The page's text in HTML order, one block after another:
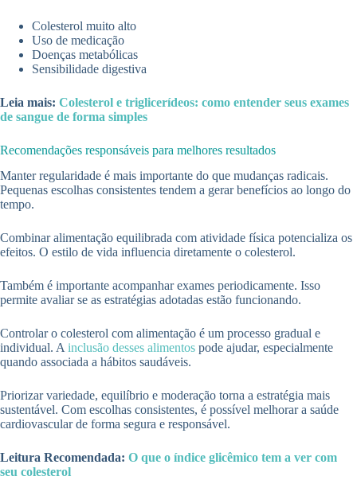
Colesterol muito alto
Uso de medicação
Doenças metabólicas
Sensibilidade digestiva
Leia mais: Colesterol e triglicerídeos: como entender seus exames
de sangue de forma simples
Recomendações responsáveis para melhores resultados
Manter regularidade é mais importante do que mudanças radicais.
Pequenas escolhas consistentes tendem a gerar benefícios ao longo do
tempo.
Combinar alimentação equilibrada com atividade física potencializa os
efeitos. O estilo de vida influencia diretamente o colesterol.
Também é importante acompanhar exames periodicamente. Isso
permite avaliar se as estratégias adotadas estão funcionando.
Controlar o colesterol com alimentação é um processo gradual e
individual. Ainclusão desses alimentos pode ajudar, especialmente
quando associada a hábitos saudáveis.
Priorizar variedade, equilíbrio e moderação torna a estratégia mais
sustentável. Com escolhas consistentes, é possível melhorar a saúde
cardiovascular de forma segura e responsável.
Leitura Recomendada: O que o índice glicêmico tem a ver com
seu colesterol